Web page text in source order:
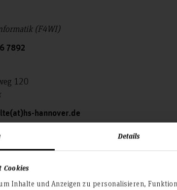
Details
Cookies
Inhalte und Anzeigen zu personalisieren,
(F4WI)
7892
120
hannover.de